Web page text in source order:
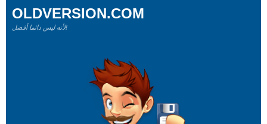
OLDVERSION.COM
لأنه ليس دائما أفضل!